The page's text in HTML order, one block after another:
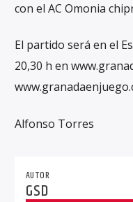
con el AC Omonia
El partido será en el
20,30 h en
Alfonso Torres
AUTOR
GSD